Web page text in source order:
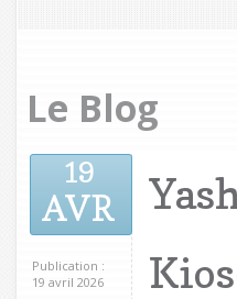
Le Blog
19
AVR
Publication :
19 avril 2026